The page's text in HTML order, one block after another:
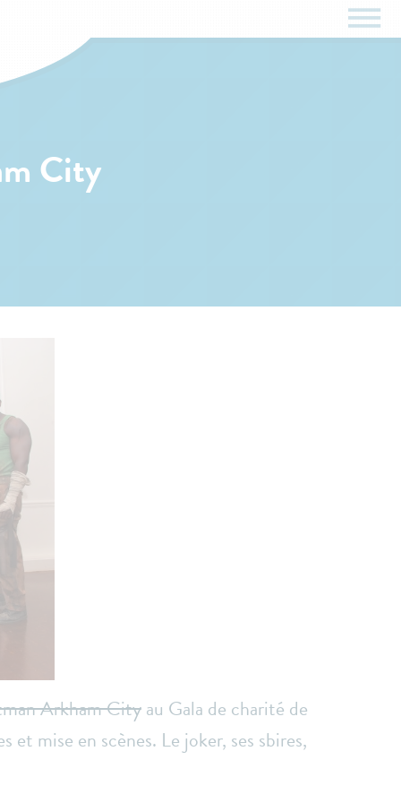
City
Arkham Cityau Gala de charité de
mise en scènes. Le joker, ses sbires,